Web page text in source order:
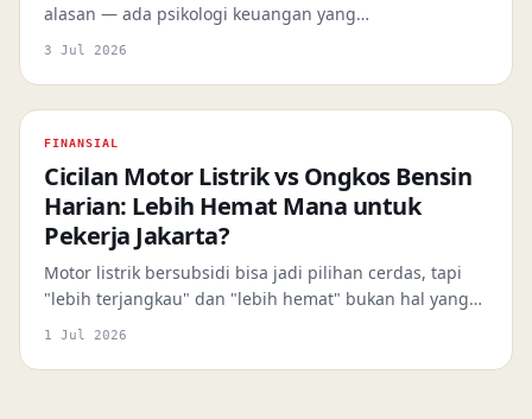
alasan — ada psikologi keuangan yang
menjelaskannya. Tapi apakah strategi ini cukup untuk
3 Jul 2026
FINANSIAL
Cicilan Motor Listrik vs Ongkos Bensin
Harian: Lebih Hemat Mana untuk
Pekerja Jakarta?
Motor listrik bersubsidi bisa jadi pilihan cerdas, tapi
"lebih terjangkau" dan "lebih hemat" bukan hal yang
sama — ini panduan menghitung mana yang benar-
1 Jul 2026